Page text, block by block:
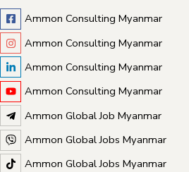
Ammon Consulting Myanmar
Ammon Consulting Myanmar
Ammon Consulting Myanmar
Ammon Consulting Myanmar
Ammon Global Job Myanmar
Ammon Global Jobs Myanmar
Ammon Global Jobs Myanmar